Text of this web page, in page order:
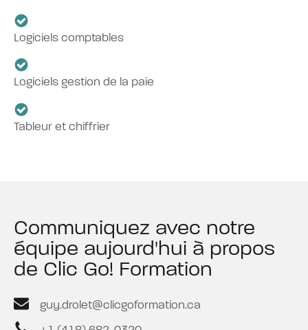
Logiciels comptables
Logiciels gestion de la paie
Tableur et chiffrier
Communiquez avec notre
équipe aujourd'hui à propos
de Clic Go! Formation
guy.drolet@clicgoformation.ca